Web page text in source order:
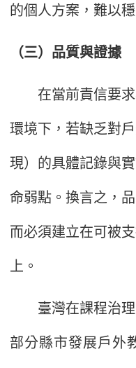
的個人方案，難以穩
（三）品質與證據
在當前責信要求
環境下，若缺乏對
現）的具體記錄與
命弱點。換言之，
而必須建立在可被
上。
臺灣在課程治理
部分縣市發展戶外